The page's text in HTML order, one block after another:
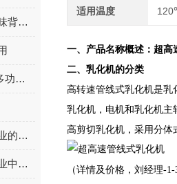
食品研磨分散机：舌尖美味背后的科技力量
德国SGN公司推出GP10多功能真空乳化机
食品分散机：现代食品工业的调和大师
食品均质机在食品加工行业中扮演着至关重要的角色
适用温度
一、产品名称概述： 超高
二、乳化机的分类
高转速管线式乳化机是乳
乳化机，电机和乳化机主
高剪切乳化机，采用分体
（详情及价格，刘经理-